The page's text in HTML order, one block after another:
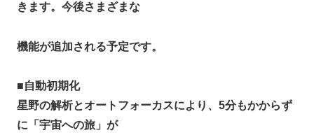
きます。今後さまざまな
機能が追加される予定です。
■自動初期化
星野の解析とオートフォーカスにより、5分もかからず
に「宇宙への旅」が